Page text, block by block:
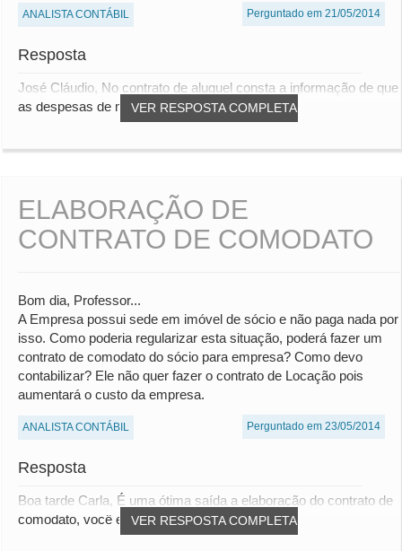
ANALISTA CONTÁBIL Perguntado em 21/05/2014
Resposta
VER RESPOSTA COMPLETA
José Cláudio, No contrato de aluguel consta a informação de que
as despesas de manutenção ficam por...
ELABORAÇÃO DE
CONTRATO DE COMODATO
Bom dia, Professor...
A Empresa possui sede em imóvel de sócio e não paga nada por
isso. Como poderia regularizar esta situação, poderá fazer um
contrato de comodato do sócio para empresa? Como devo
contabilizar? Ele não quer fazer o contrato de Locação pois
aumentará o custo da empresa.
ANALISTA CONTÁBIL Perguntado em 23/05/2014
Resposta
VER RESPOSTA COMPLETA
Boa tarde Carla, É uma ótima saída a elaboração do contrato de
comodato, você encontra facilmente n...